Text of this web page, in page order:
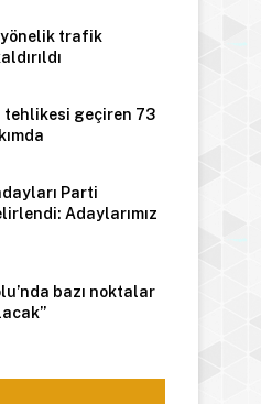
yönelik trafik
tehlikesi geçiren 73
Parti
Adaylarımız
bazı noktalar